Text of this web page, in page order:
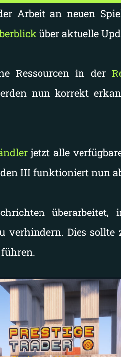
Arbeit an neuen
über aktuelle
Ressourcen in der
nun korrekt
jetzt alle
III funktioniert nun
überarbeitet,
verhindern. Dies